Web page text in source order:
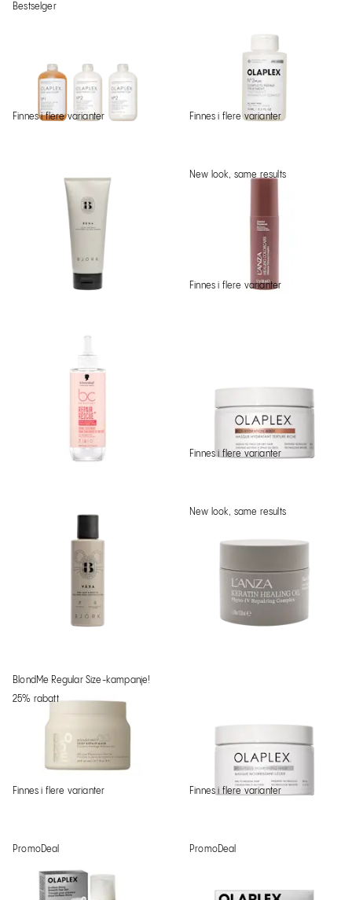
Bestselger
Finnes i flere varianter Finnes i flere varianter
New look, same results
Finnes i flere varianter
Finnes i flere varianter
New look, same results
BlondMe Regular Size-kampanje!
25% rabatt
Finnes i flere varianter Finnes i flere varianter
PromoDeal PromoDeal